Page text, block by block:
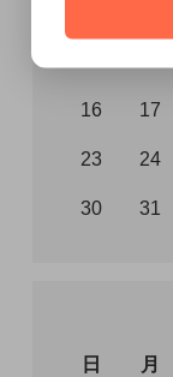
16 17
23 24
30 31
日
月